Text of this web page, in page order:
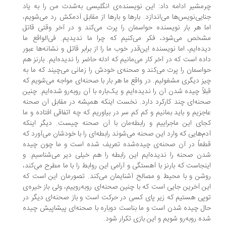
ادامه داد: این نویسنده‌ی انگلیسی به‌شدت من را به یاد
می‌اندازد. بارها و بارها از مقابل آدمکش رد می‌شویم،
هر بار نویسنده حواسمان را پرت می‌کند و در آخر وقتی قاتل
می‌شود، فکر می‌کنیم که چرا ما ندیدیم. فی‌الواقع ما
اما نویسنده این‌قدر خوب ما را از برابر قاتل و نشانه‌ها عبور
است که در آخر کار می‌مانیم که ادله حاضر را ندیده‌ایم. بارنز هم
را پرت می‌کند و صحنه‌ی خودش را زمانی می‌چیند که ما به
دیگری مشغولیم. در واقع ما هر بار با صحنه‌ای مواجه می‌شویم که
چیده شدن آن را ندیده‌ایم و یک‌باره با آن روبه‌رو شده‌ایم. چنین
چند کارکرد دارد. نخست اینکه همیشه در مقابل آن صحنه
و باید بمانیم و کم کم سر در بیاوریم که چه اتفاقی افتاده و ما
این ماجراییم و رابطه‌مان با آن صحنه چیست. دیگر اینکه
که وارد این صحنه می‌شوند رابطه‌ای را با خودشان می‌آورد که
در آن صحنه‌ی چیده‌شده تعریف شده است و ما چون چیده
صحنه را ندیده‌ایم این رابطه را هم خیلی دیر می‌شناسیم. و
که بارنز با آهستگی و آرامی این روابط را با ما مطرح می‌کند،
و با محیط و مصالح آشنایمان می‌کند. تصورمان این است که
آخرین جایی است که با چنین صحنه‌ای روبه‌روییم، ولی باز خیره‌ی
هستیم که زیر پای کسی در حرکت است و باز صحنه‌ای دیگر در
چیده شدن است و ما بناست دوباره با صحنه‌ای پیشاپیش چیده
روبه‌رو شویم و این بازی تکرار شود.